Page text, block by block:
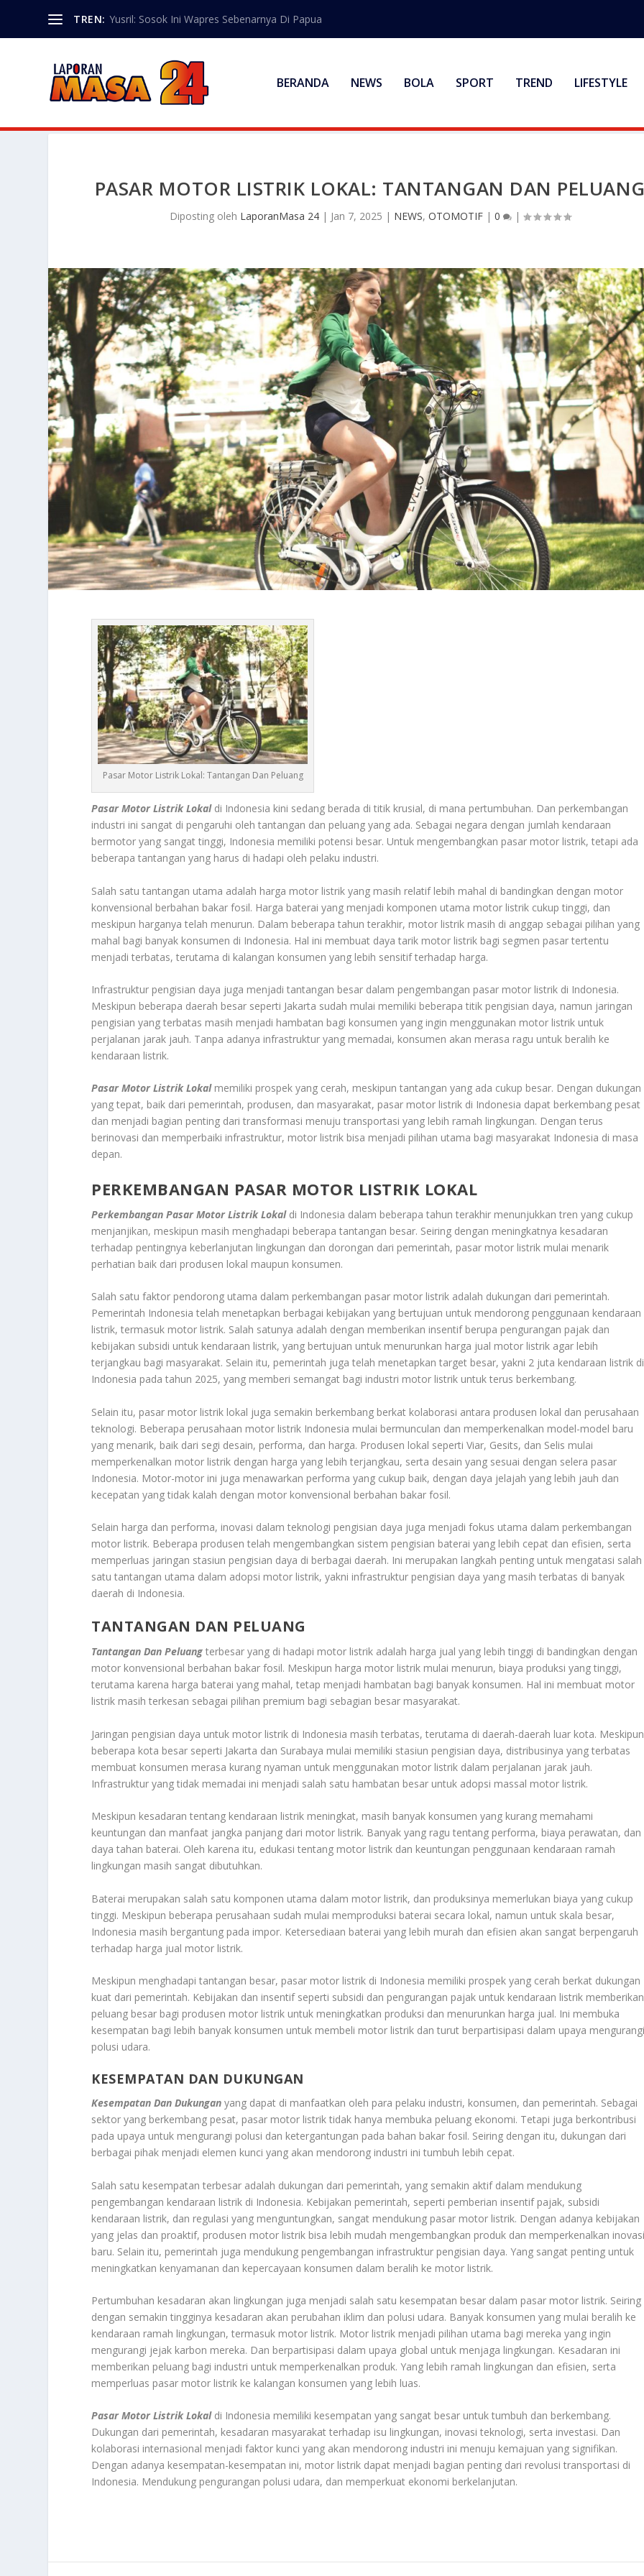
TREN: Yusril: Sosok Ini Wapres Sebenarnya Di Papua
BERANDA NEWS BOLA SPORT TREND LIFESTYLE
PASAR MOTOR LISTRIK LOKAL: TANTANGAN DAN
Diposting oleh LaporanMasa 24| Jan 7, 2025 | NEWS, OTOMOTIF| 0 |
Pasar Motor Listrik Lokal: Tantangan Dan Peluang
Pasar Motor Listrik Lokaldi Indonesia kini sedang berada di titik krusial, di mana pertumbuhan. Dan perkembangan
industri ini sangat di pengaruhi oleh tantangan dan peluang yang ada. Sebagai negara dengan jumlah kendaraan
bermotor yang sangat tinggi, Indonesia memiliki potensi besar. Untuk mengembangkan pasar motor listrik, tetapi ada
beberapa tantangan yang harus di hadapi oleh pelaku industri.
Salah satu tantangan utama adalah harga motor listrik yang masih relatif lebih mahal di bandingkan dengan motor
konvensional berbahan bakar fosil. Harga baterai yang menjadi komponen utama motor listrik cukup tinggi, dan
meskipun harganya telah menurun. Dalam beberapa tahun terakhir, motor listrik masih di anggap sebagai pilihan yang
mahal bagi banyak konsumen di Indonesia. Hal ini membuat daya tarik motor listrik bagi segmen pasar tertentu
menjadi terbatas, terutama di kalangan konsumen yang lebih sensitif terhadap harga.
Infrastruktur pengisian daya juga menjadi tantangan besar dalam pengembangan pasar motor listrik di Indonesia.
Meskipun beberapa daerah besar seperti Jakarta sudah mulai memiliki beberapa titik pengisian daya, namun jaringan
pengisian yang terbatas masih menjadi hambatan bagi konsumen yang ingin menggunakan motor listrik untuk
perjalanan jarak jauh. Tanpa adanya infrastruktur yang memadai, konsumen akan merasa ragu untuk beralih ke
kendaraan listrik.
Pasar Motor Listrik Lokal memiliki prospek yang cerah, meskipun tantangan yang ada cukup besar. Dengan dukungan
yang tepat, baik dari pemerintah, produsen, dan masyarakat, pasar motor listrik di Indonesia dapat berkembang pesat
dan menjadi bagian penting dari transformasi menuju transportasi yang lebih ramah lingkungan. Dengan terus
berinovasi dan memperbaiki infrastruktur, motor listrik bisa menjadi pilihan utama bagi masyarakat Indonesia di masa
depan.
PERKEMBANGAN PASAR MOTOR LISTRIK LOKAL
Perkembangan Pasar Motor Listrik Lokaldi Indonesia dalam beberapa tahun terakhir menunjukkan tren yang cukup
menjanjikan, meskipun masih menghadapi beberapa tantangan besar. Seiring dengan meningkatnya kesadaran
terhadap pentingnya keberlanjutan lingkungan dan dorongan dari pemerintah, pasar motor listrik mulai menarik
perhatian baik dari produsen lokal maupun konsumen.
Salah satu faktor pendorong utama dalam perkembangan pasar motor listrik adalah dukungan dari pemerintah.
Pemerintah Indonesia telah menetapkan berbagai kebijakan yang bertujuan untuk mendorong penggunaan kendaraan
listrik, termasuk motor listrik. Salah satunya adalah dengan memberikan insentif berupa pengurangan pajak dan
kebijakan subsidi untuk kendaraan listrik, yang bertujuan untuk menurunkan harga jual motor listrik agar lebih
terjangkau bagi masyarakat. Selain itu, pemerintah juga telah menetapkan target besar, yakni 2 juta kendaraan listrik di
Indonesia pada tahun 2025, yang memberi semangat bagi industri motor listrik untuk terus berkembang.
Selain itu, pasar motor listrik lokal juga semakin berkembang berkat kolaborasi antara produsen lokal dan perusahaan
teknologi. Beberapa perusahaan motor listrik Indonesia mulai bermunculan dan memperkenalkan model-model baru
yang menarik, baik dari segi desain, performa, dan harga. Produsen lokal seperti Viar, Gesits, dan Selis mulai
memperkenalkan motor listrik dengan harga yang lebih terjangkau, serta desain yang sesuai dengan selera pasar
Indonesia. Motor-motor ini juga menawarkan performa yang cukup baik, dengan daya jelajah yang lebih jauh dan
kecepatan yang tidak kalah dengan motor konvensional berbahan bakar fosil.
Selain harga dan performa, inovasi dalam teknologi pengisian daya juga menjadi fokus utama dalam perkembangan
motor listrik. Beberapa produsen telah mengembangkan sistem pengisian baterai yang lebih cepat dan efisien, serta
memperluas jaringan stasiun pengisian daya di berbagai daerah. Ini merupakan langkah penting untuk mengatasi salah
satu tantangan utama dalam adopsi motor listrik, yakni infrastruktur pengisian daya yang masih terbatas di banyak
daerah di Indonesia.
TANTANGAN DAN PELUANG
Tantangan Dan Peluang terbesar yang di hadapi motor listrik adalah harga jual yang lebih tinggi di bandingkan dengan
motor konvensional berbahan bakar fosil. Meskipun harga motor listrik mulai menurun, biaya produksi yang tinggi,
terutama karena harga baterai yang mahal, tetap menjadi hambatan bagi banyak konsumen. Hal ini membuat motor
listrik masih terkesan sebagai pilihan premium bagi sebagian besar masyarakat.
Jaringan pengisian daya untuk motor listrik di Indonesia masih terbatas, terutama di daerah-daerah luar kota. Meskipun
beberapa kota besar seperti Jakarta dan Surabaya mulai memiliki stasiun pengisian daya, distribusinya yang terbatas
membuat konsumen merasa kurang nyaman untuk menggunakan motor listrik dalam perjalanan jarak jauh.
Infrastruktur yang tidak memadai ini menjadi salah satu hambatan besar untuk adopsi massal motor listrik.
Meskipun kesadaran tentang kendaraan listrik meningkat, masih banyak konsumen yang kurang memahami
keuntungan dan manfaat jangka panjang dari motor listrik. Banyak yang ragu tentang performa, biaya perawatan, dan
daya tahan baterai. Oleh karena itu, edukasi tentang motor listrik dan keuntungan penggunaan kendaraan ramah
lingkungan masih sangat dibutuhkan.
Baterai merupakan salah satu komponen utama dalam motor listrik, dan produksinya memerlukan biaya yang cukup
tinggi. Meskipun beberapa perusahaan sudah mulai memproduksi baterai secara lokal, namun untuk skala besar,
Indonesia masih bergantung pada impor. Ketersediaan baterai yang lebih murah dan efisien akan sangat berpengaruh
terhadap harga jual motor listrik.
Meskipun menghadapi tantangan besar, pasar motor listrik di Indonesia memiliki prospek yang cerah berkat dukungan
kuat dari pemerintah. Kebijakan dan insentif seperti subsidi dan pengurangan pajak untuk kendaraan listrik memberikan
peluang besar bagi produsen motor listrik untuk meningkatkan produksi dan menurunkan harga jual. Ini membuka
kesempatan bagi lebih banyak konsumen untuk membeli motor listrik dan turut berpartisipasi dalam upaya
polusi udara.
KESEMPATAN DAN DUKUNGAN
Kesempatan Dan Dukungan yang dapat di manfaatkan oleh para pelaku industri, konsumen, dan pemerintah. Sebagai
sektor yang berkembang pesat, pasar motor listrik tidak hanya membuka peluang ekonomi. Tetapi juga berkontribusi
pada upaya untuk mengurangi polusi dan ketergantungan pada bahan bakar fosil. Seiring dengan itu, dukungan dari
berbagai pihak menjadi elemen kunci yang akan mendorong industri ini tumbuh lebih cepat.
Salah satu kesempatan terbesar adalah dukungan dari pemerintah, yang semakin aktif dalam mendukung
pengembangan kendaraan listrik di Indonesia. Kebijakan pemerintah, seperti pemberian insentif pajak, subsidi
kendaraan listrik, dan regulasi yang menguntungkan, sangat mendukung pasar motor listrik. Dengan adanya kebijakan
yang jelas dan proaktif, produsen motor listrik bisa lebih mudah mengembangkan produk dan memperkenalkan
baru. Selain itu, pemerintah juga mendukung pengembangan infrastruktur pengisian daya. Yang sangat penting untuk
meningkatkan kenyamanan dan kepercayaan konsumen dalam beralih ke motor listrik.
Pertumbuhan kesadaran akan lingkungan juga menjadi salah satu kesempatan besar dalam pasar motor listrik. Seiring
dengan semakin tingginya kesadaran akan perubahan iklim dan polusi udara. Banyak konsumen yang mulai beralih ke
kendaraan ramah lingkungan, termasuk motor listrik. Motor listrik menjadi pilihan utama bagi mereka yang ingin
mengurangi jejak karbon mereka. Dan berpartisipasi dalam upaya global untuk menjaga lingkungan. Kesadaran ini
memberikan peluang bagi industri untuk memperkenalkan produk. Yang lebih ramah lingkungan dan efisien, serta
memperluas pasar motor listrik ke kalangan konsumen yang lebih luas.
Pasar Motor Listrik Lokaldi Indonesia memiliki kesempatan yang sangat besar untuk tumbuh dan berkembang.
Dukungan dari pemerintah, kesadaran masyarakat terhadap isu lingkungan, inovasi teknologi, serta investasi. Dan
kolaborasi internasional menjadi faktor kunci yang akan mendorong industri ini menuju kemajuan yang signifikan.
Dengan adanya kesempatan-kesempatan ini, motor listrik dapat menjadi bagian penting dari revolusi transportasi di
Indonesia. Mendukung pengurangan polusi udara, dan memperkuat ekonomi berkelanjutan.